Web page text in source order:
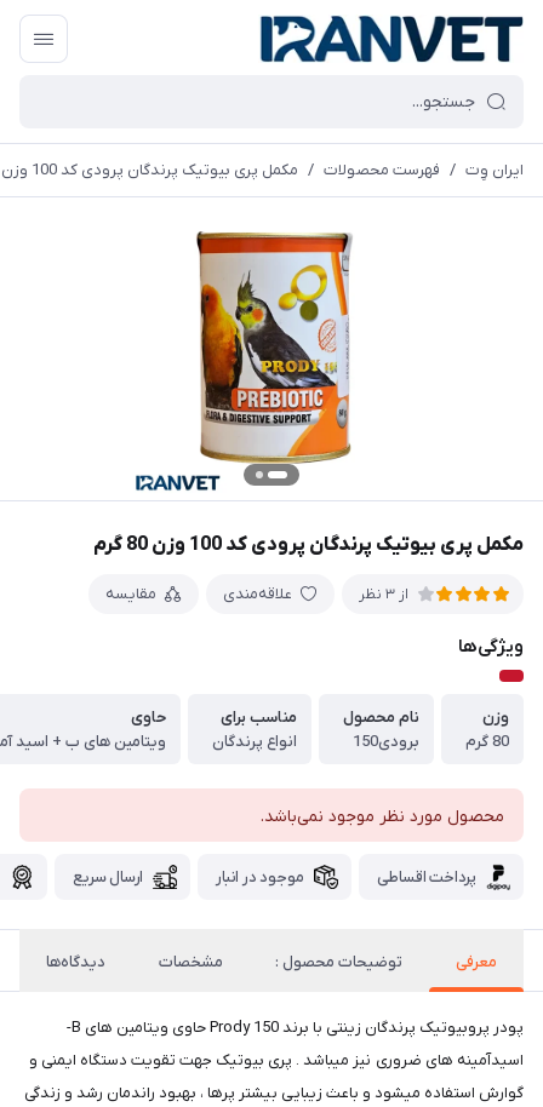
ایران وِت / فهرست محصولات / مکمل پری بیوتیک پرندگان پرودی کد 100 وزن 80 گرم
مکمل پری بیوتیک پرندگان پرودی کد 100 وزن 80 گرم
از 3 نظر علاقه‌مندی مقایسه
ویژگی‌ها
وزن
80 گرم
نام محصول
برودی150
مناسب برای
انواع پرندگان
حاوی
ویتامین های ب + اسید
محصول مورد نظر موجود نمی‌باشد.
پرداخت اقساطی موجود در انبار ارسال سریع
معرفی توضیحات محصول : مشخصات دیدگاه‌ها
پودر پروبیوتیک پرندگان زینتی با برند Prody 150 حاوی ویتامین های B-
اسیدآمینه های ضروری نیز میباشد . پری بیوتیک جهت تقویت دستگاه ایمنی و
گوارش استفاده میشود و باعث زیبایی بیشتر پرها ، بهبود راندمان رشد و زندگی